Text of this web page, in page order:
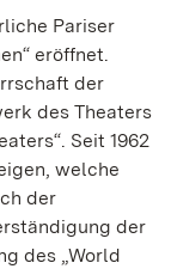
Pariser
eröffnet.
der
des Theaters
Seit 1962
welche
der
der
des „World